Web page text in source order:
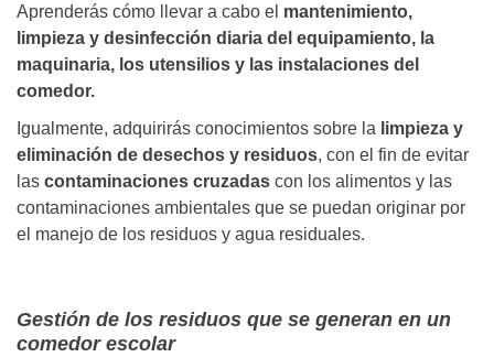
Aprenderás cómo llevar a cabo el mantenimiento,
limpieza y desinfección diaria del equipamiento, la
maquinaria, los utensilios y las instalaciones del
comedor.
Igualmente, adquirirás conocimientos sobre la limpieza y
eliminación de desechos y residuos, con el fin de evitar
las contaminaciones cruzadas con los alimentos y las
contaminaciones ambientales que se puedan originar por
el manejo de los residuos y agua residuales.
Gestión de los residuos que se generan en un
comedor escolar